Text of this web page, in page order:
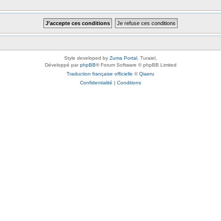
Style developed by Zuma Portal , Turaiel,
Développé parphpBB® Forum Software © phpBB Limited
Traduction française officielle ©Qiaeru
Confidentialité
Conditions